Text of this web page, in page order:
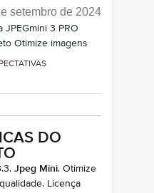
setembro de 2024
JPEGmini 3 PRO
Otimize imagens
DO
Jpeg Mini. Otimize
Licença